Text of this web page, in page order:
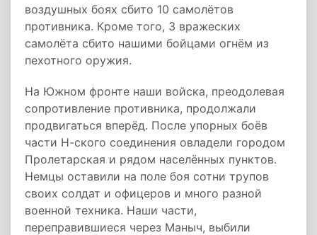
воздушных боях сбито 10 самолётов
противника. Кроме того, 3 вражеских
самолёта сбито нашими бойцами огнём из
пехотного оружия.
На Южном фронте наши войска, преодолевая
сопротивление противника, продолжали
продвигаться вперёд. После упорных боёв
части Н-ского соединения овладели городом
Пролетарская и рядом населённых пунктов.
Немцы оставили на поле боя сотни трупов
своих солдат и офицеров и много разной
военной техника. Наши части,
переправившиеся через Маныч, выбили